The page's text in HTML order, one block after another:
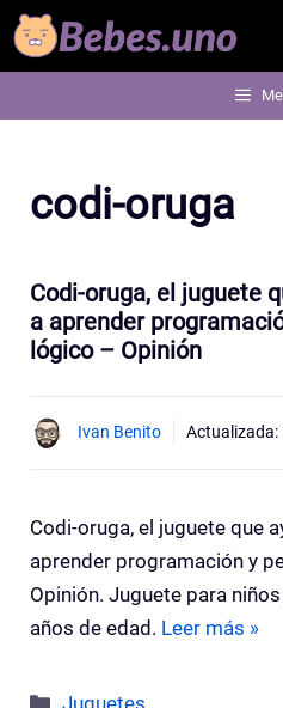
Saltar
al
codi-oruga
Codi-oruga, el juguete
a aprender
lógico – Opinión
Ivan Benito Actualizada:
Codi-oruga, el juguete que
aprender programación y
Opinión. Juguete para
años de edad. Leer más »
Categorías
Juguetes